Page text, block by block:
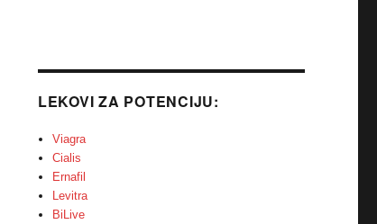
LEKOVI ZA POTENCIJU:
Viagra
Cialis
Ernafil
Levitra
BiLive